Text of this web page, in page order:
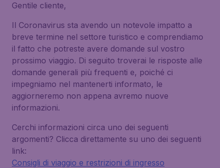
Gentile cliente,
Il Coronavirus sta avendo un notevole impatto a
breve termine nel settore turistico e comprendiamo
il fatto che potreste avere domande sul vostro
prossimo viaggio. Di seguito troverai le risposte alle
domande generali più frequenti e, poiché ci
impegniamo nel mantenerti informato, le
aggiorneremo non appena avremo nuove
informazioni.
Cerchi informazioni circa uno dei seguenti
argomenti? Clicca direttamente su uno dei seguenti
link:
Consigli di viaggio e restrizioni di ingresso